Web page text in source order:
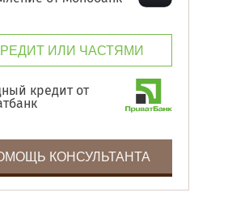
ИЛИ ЧАСТЯМИ
кредит от
КОНСУЛЬТАНТА